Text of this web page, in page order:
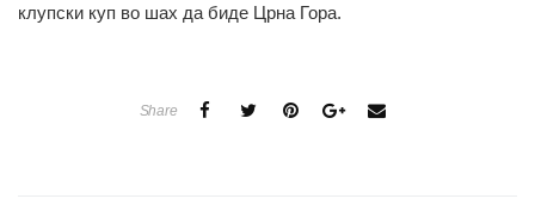
клупски куп во шах да биде Црна Гора.
Share